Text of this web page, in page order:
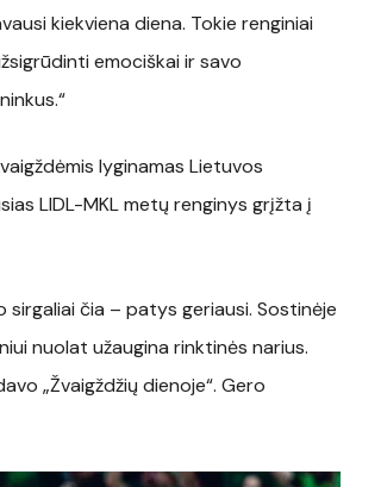
kiekviena diena. Tokie renginiai
emociškai ir savo
lyginamas Lietuvos
LIDL-MKL metų renginys grįžta į
sirgaliai čia – patys geriausi. Sostinėje
nuolat užaugina rinktinės narius.
„Žvaigždžių dienoje“. Gero